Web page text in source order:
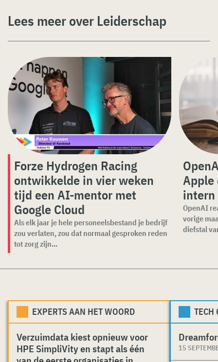
Lees meer over Leiderschap
Forze Hydrogen Racing
ontwikkelde in vier weken
tijd een AI-mentor met
Google Cloud
Als elk jaar je hele personeelsbestand je bedrijf
zou verlaten, zou dat normaal gesproken reden
tot zorg zijn...
Apple
OpenAI
vorige
diefstal
EXPERTS AAN HET WOORD
Verzuimdata kiest opnieuw voor
HPE SimpliVity en stapt als één
TECH
15